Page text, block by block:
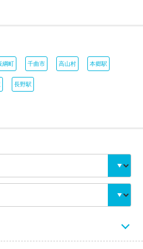
綱町 千曲市 高山村 本郷駅
長野駅